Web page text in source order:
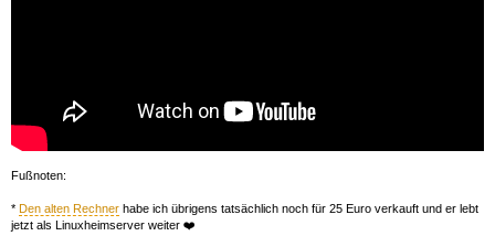
Fußnoten:
* Den alten Rechner habe ich übrigens tatsächlich noch für 25 Euro verkauft und er lebt
jetzt als Linuxheimserver weiter ❤️